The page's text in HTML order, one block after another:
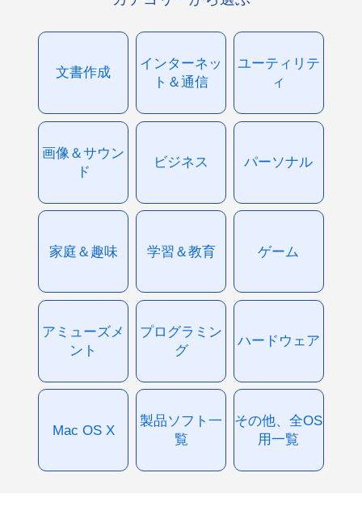
文書作成
インターネッ
ト＆通信
ユーティリテ
ィ
画像＆サウン
ド
ビジネス パーソナル
家庭＆趣味 学習＆教育 ゲーム
アミューズメ
ント
プログラミン
グ
ハードウェア
Mac OS X
製品ソフト一
覧
その他、全OS
用一覧